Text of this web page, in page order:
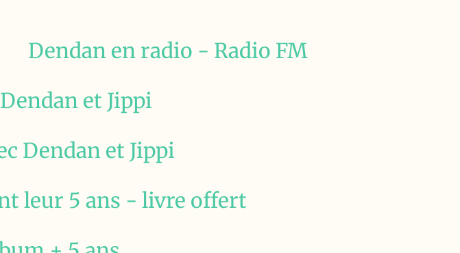
Dendan en radio - Radio FM
et Jippi
Dendan et Jippi
leur 5 ans - livre offert